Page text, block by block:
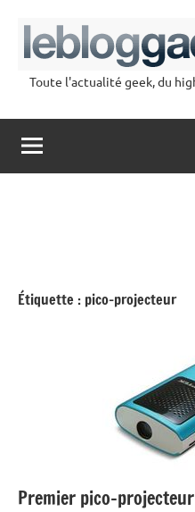
contenu
Toute l'actualité geek, du
Étiquette : pico-projecteur
Premier pico-